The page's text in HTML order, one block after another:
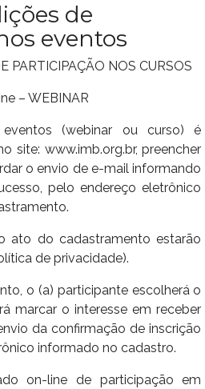
de
eventos
PARTICIPAÇÃO NOS CURSOS
– WEBINAR
(webinar ou curso) é
site: www.imb.org.br, preencher
o envio de e-mail informando
pelo endereço eletrônico
ato do cadastramento estarão
de privacidade).
o (a) participante escolherá o
marcar o interesse em receber
da confirmação de inscrição
informado no cadastro.
on-line de participação em